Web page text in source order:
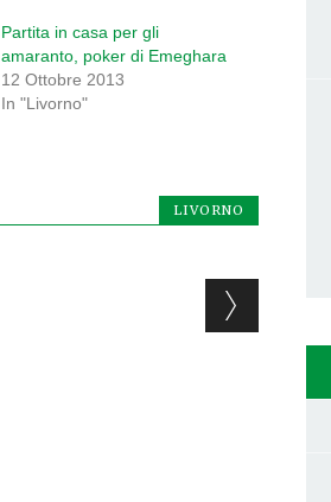
Partita in casa per gli
amaranto, poker di Emeghara
12 Ottobre 2013
In "Livorno"
LIVORNO